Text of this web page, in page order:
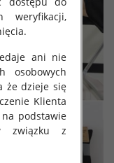
ani nie
osobowych
że dzieje się
Klienta
podstawie
związku z